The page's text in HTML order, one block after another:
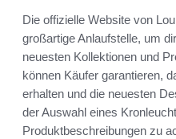
Die offizielle Website von
großartige Anlaufstelle, um
neuesten Kollektionen und
können Käufer garantieren,
erhalten und die neuesten
der Auswahl eines
Produktbeschreibungen zu